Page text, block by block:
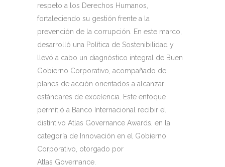
respeto a los Derechos Humanos,
fortaleciendo su gestión frente a la
prevención de la corrupción. En este marco,
desarrolló una Política de Sostenibilidad y
llevó a cabo un diagnóstico integral de Buen
Gobierno Corporativo, acompañado de
planes de acción orientados a alcanzar
estándares de excelencia. Este enfoque
permitió a Banco Internacional recibir el
distintivo Atlas Governance Awards, en la
categoría de Innovación en el Gobierno
Corporativo, otorgado por
Atlas Governance.